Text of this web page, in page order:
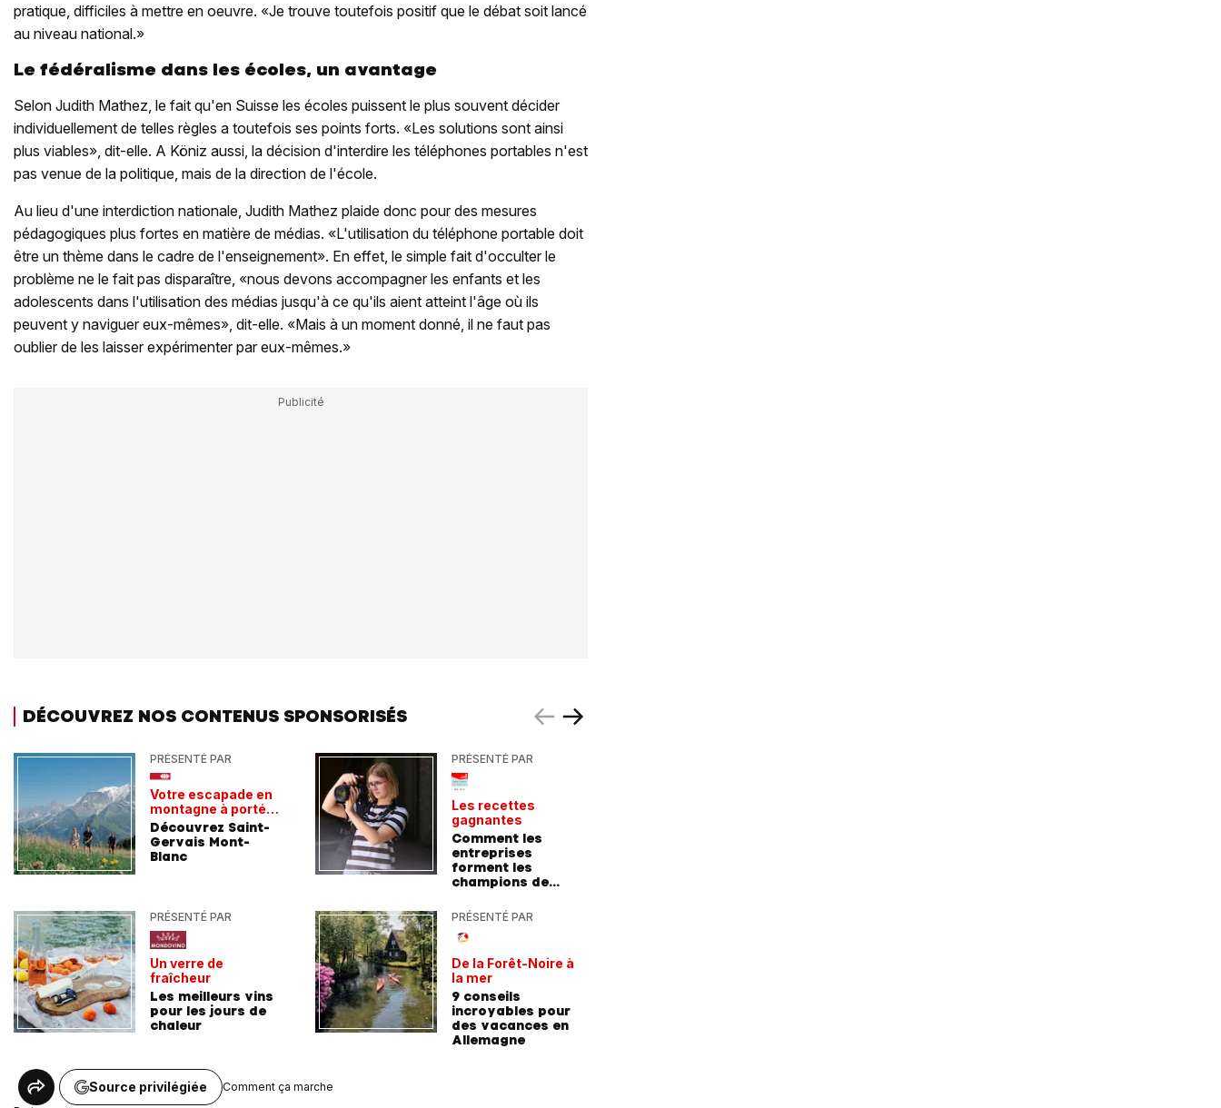
pratique, difficiles à mettre en oeuvre. «Je trouve toutefois positif que le débat soit lancé
au niveau national.»
Le fédéralisme dans les écoles, un avantage
Selon Judith Mathez, le fait qu'en Suisse les écoles puissent le plus souvent décider
individuellement de telles règles a toutefois ses points forts. «Les solutions sont ainsi
plus viables», dit-elle. A Köniz aussi, la décision d'interdire les téléphones portables n'est
pas venue de la politique, mais de la direction de l'école.
Au lieu d'une interdiction nationale, Judith Mathez plaide donc pour des mesures
pédagogiques plus fortes en matière de médias. «L'utilisation du téléphone portable doit
être un thème dans le cadre de l'enseignement». En effet, le simple fait d'occulter le
problème ne le fait pas disparaître, «nous devons accompagner les enfants et les
adolescents dans l'utilisation des médias jusqu'à ce qu'ils aient atteint l'âge où ils
peuvent y naviguer eux-mêmes», dit-elle. «Mais à un moment donné, il ne faut pas
oublier de les laisser expérimenter par eux-mêmes.»
DÉCOUVREZ NOS CONTENUS SPONSORISÉS
PRÉSENTÉ PAR
Votre escapade en
montagne à portée
de train
Découvrez Saint-
Gervais Mont-
Blanc
PRÉSENTÉ PAR
Un verre de
fraîcheur
Les meilleurs vins
pour les jours de
chaleur
PRÉSENTÉ PAR
Les recettes
gagnantes
Comment les
entreprises
forment les
champions de
PRÉSENTÉ PAR
De la Forêt-Noire à
la mer
9 conseils
incroyables pour
des vacances en
Allemagne
Source privilégiée Comment ça marche